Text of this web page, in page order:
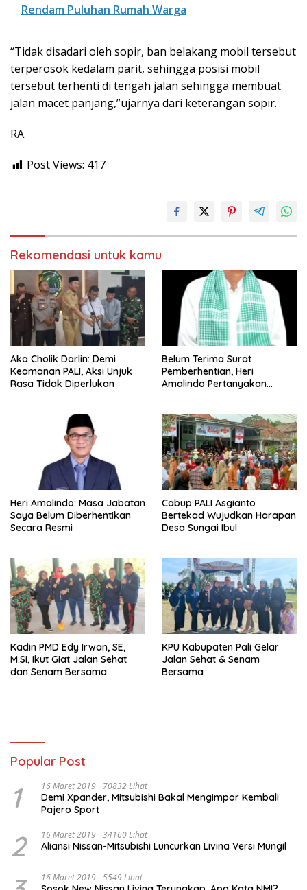
Rendam Puluhan Rumah Warga
“Tidak disadari oleh sopir, ban belakang mobil tersebut
terperosok kedalam parit, sehingga posisi mobil
tersebut terhenti di tengah jalan sehingga membuat
jalan macet panjang,”ujarnya dari keterangan sopir.
RA.
Post Views: 417
Rekomendasi untuk kamu
Aka Cholik Darlin: Demi
Keamanan PALI, Aksi Unjuk
Rasa Tidak Diperlukan
Belum Terima Surat
Pemberhentian, Heri
Amalindo Pertanyakan
Heri Amalindo: Masa Jabatan
Saya Belum Diberhentikan
Secara Resmi
Cabup PALI Asgianto
Bertekad Wujudkan Harapan
Desa Sungai Ibul
Kadin PMD Edy Irwan, SE,
M.Si, Ikut Giat Jalan Sehat
dan Senam Bersama
KPU Kabupaten Pali Gelar
Jalan Sehat & Senam
Bersama
Popular Post
1 16 Maret 2019 70832 Lihat
Demi Xpander, Mitsubishi Bakal Mengimpor Kembali
Pajero Sport
2 16 Maret 2019 34160 Lihat
Aliansi Nissan-Mitsubishi Luncurkan Livina Versi Mungil
16 Maret 2019 5549 Lihat